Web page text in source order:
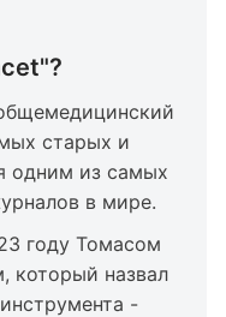
старых и
одним из самых
в мире.
году Томасом
который назвал
-